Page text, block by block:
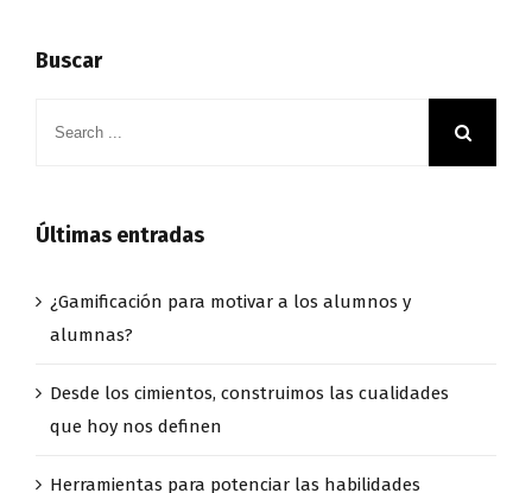
Buscar
Últimas entradas
¿Gamificación para motivar a los alumnos y
alumnas?
Desde los cimientos, construimos las cualidades
que hoy nos definen
Herramientas para potenciar las habilidades